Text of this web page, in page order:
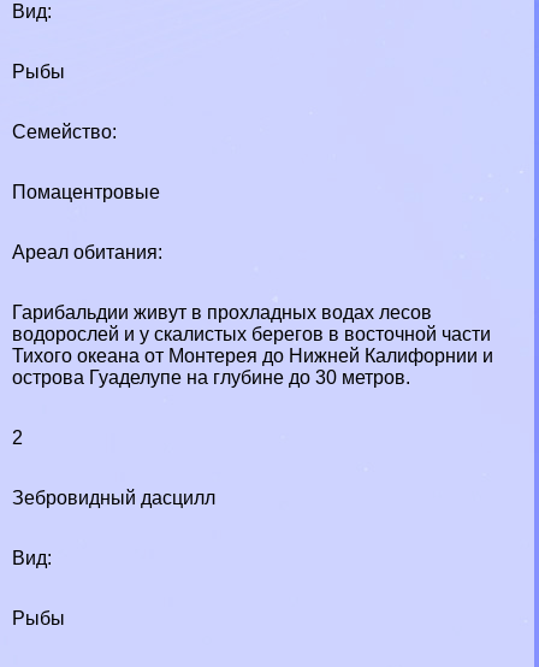
Вид:
Рыбы
Семейство:
Помацентровые
Ареал обитания:
Гарибальдии живут в прохладных водах лесов
водорослей и у скалистых берегов в восточной части
Тихого океана от Монтерея до Нижней Калифорнии и
острова Гуаделупе на глубине до 30 метров.
2
Зебровидный дасцилл
Вид:
Рыбы